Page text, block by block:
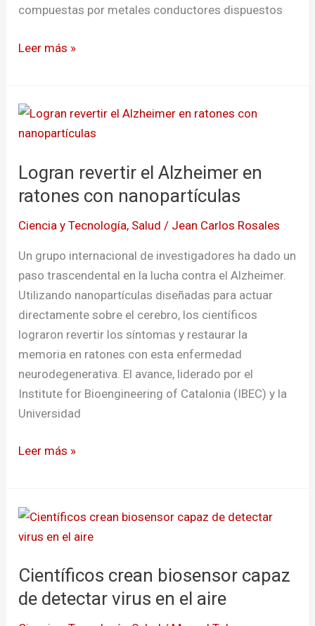
compuestas por metales conductores dispuestos
Leer más »
Logran revertir el Alzheimer en
ratones con nanopartículas
Ciencia y Tecnología, Salud / Jean Carlos Rosales
Un grupo internacional de investigadores ha dado un
paso trascendental en la lucha contra el Alzheimer.
Utilizando nanopartículas diseñadas para actuar
directamente sobre el cerebro, los científicos
lograron revertir los síntomas y restaurar la
memoria en ratones con esta enfermedad
neurodegenerativa. El avance, liderado por el
Institute for Bioengineering of Catalonia (IBEC) y la
Universidad
Logran
revertir
Alzheimer
en
con
nanopartículas
Leer más »
Científicos crean biosensor capaz
de detectar virus en el aire
Científicos
crean
capaz
de